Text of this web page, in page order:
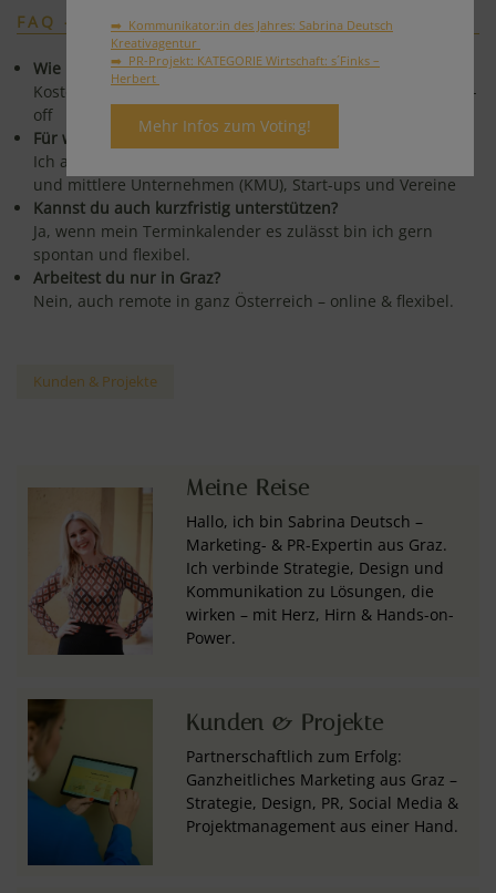
FAQ - HÄUFIGE FRAGEN
Wie läuft ein Projektstart ab?
Kostenloses Erstgespräch → Zielklärung → Angebot → Kick-
off
Für wen arbeitest du?
Ich arbeite für Ein-Personen-Unternehmen (EPU), kleine
und mittlere Unternehmen (KMU), Start-ups und Vereine
Kannst du auch kurzfristig unterstützen?
Ja, wenn mein Terminkalender es zulässt bin ich gern
spontan und flexibel.
Arbeitest du nur in Graz?
Nein, auch remote in ganz Österreich – online & flexibel.
Kunden & Projekte
Meine Reise
Hallo, ich bin Sabrina Deutsch –
Marketing- & PR-Expertin aus Graz.
Ich verbinde Strategie, Design und
Kommunikation zu Lösungen, die
wirken – mit Herz, Hirn & Hands-on-
Power.
Kunden & Projekte
Partnerschaftlich zum Erfolg:
Ganzheitliches Marketing aus Graz –
Strategie, Design, PR, Social Media &
Projektmanagement aus einer Hand.
➡️ Kommunikator:in des Jahres: Sabrina Deutsch
Kreativagentur
➡️ PR-Projekt: KATEGORIE Wirtschaft: s´Finks –
Herbert
Mehr Infos zum Voting!